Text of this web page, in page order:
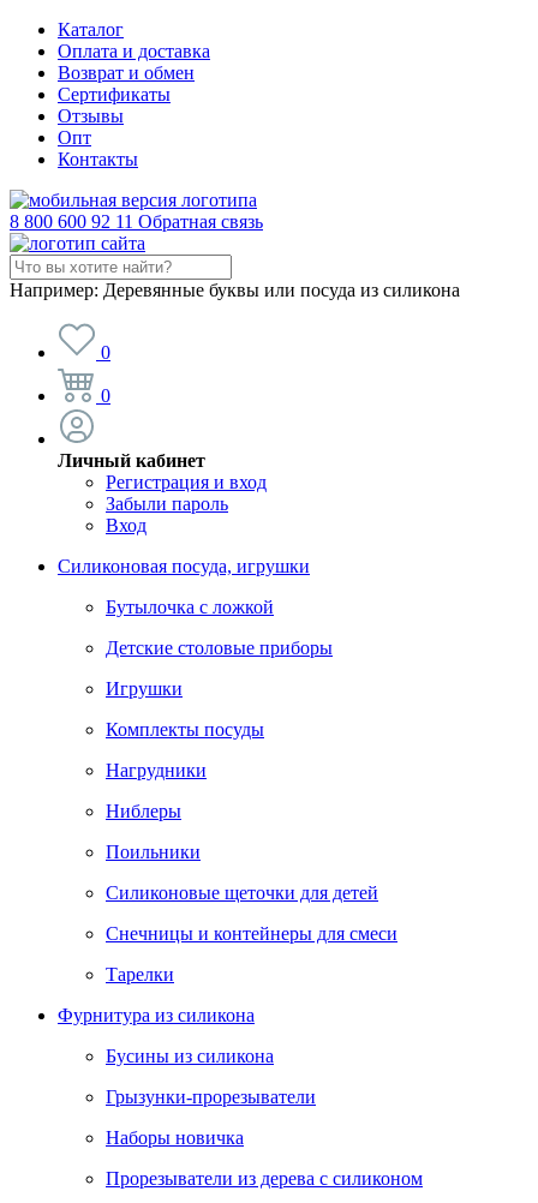
Каталог
Оплата и доставка
Возврат и обмен
Сертификаты
Отзывы
Опт
Контакты
8 800 600 92 11 Обратная связь
Например: Деревянные буквы или посуда из силикона
0
0
Личный кабинет
Регистрация и вход
Забыли пароль
Вход
Силиконовая посуда, игрушки
Бутылочка с ложкой
Детские столовые приборы
Игрушки
Комплекты посуды
Нагрудники
Ниблеры
Поильники
Силиконовые щеточки для детей
Снечницы и контейнеры для смеси
Тарелки
Фурнитура из силикона
Бусины из силикона
Грызунки-прорезыватели
Наборы новичка
Прорезыватели из дерева с силиконом